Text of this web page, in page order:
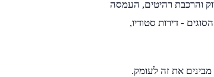
והרכבת רהיטים, העמסה
- דירות סטודיו,
את זה לעומק.